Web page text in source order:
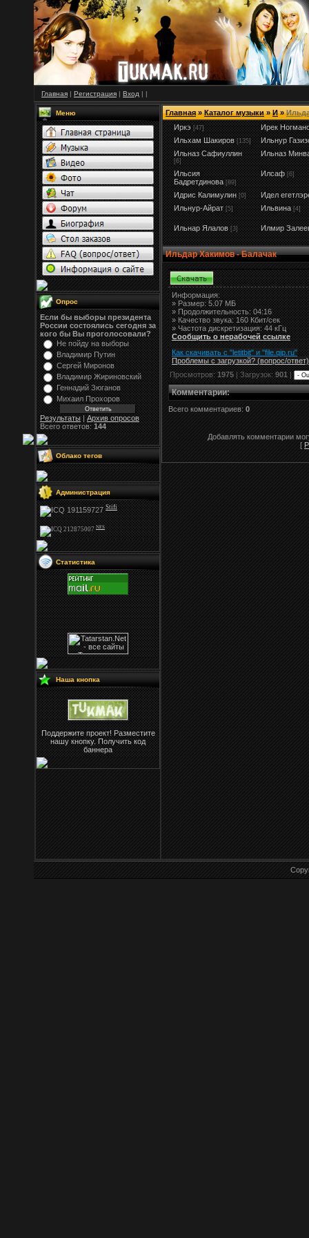
Главная | Регистрация | Вход | |
Меню
Опрос
Если бы выборы президента
России состоялись сегодня за
кого бы Вы проголосовали?
Не пойду на выборы
Владимир Путин
Сергей Миронов
Владимир Жириновский
Геннадий Зюганов
Михаил Прохоров
Результаты|Архив опросов
Всего ответов:144
Облако тегов
Администрация
Stifi
NFS
Статистика
Наша кнопка
Поддержите проект! Разместите
нашу кнопку. Получить код
баннера
Главная»Каталог музыки»И»
Иркэ [47]
Ирек
Ильхам Шакиров [135]
Ильнур
Ильназ Сафиуллин
[6]
Ильназ
Ильсия
Бадретдинова [89]
Илсаф [6]
Идрис Калимулин [0]
Идел
Ильнур-Айрат [5] Ильвина [4]
Ильнар Ялалов [3] Илмир
Ильдар Хакимов - Балачак
Информация:
»Размер:5.07 МБ
» Продолжительность: 04:16
» Качество звука: 160 Кбит/сек
» Частота дискретизация: 44 кГц
Сообщить о нерабочей ссылке
Как скачивать с "letitbit" и "file.qip.ru"
Проблемы с загрузкой? (вопрос/ответ)
Просмотров:1975| Загрузок:901|
Комментарии:
Всего комментариев: 0
Добавлять комментарии
[